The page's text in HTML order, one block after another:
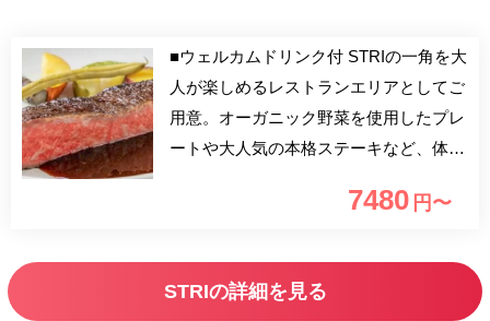
■ウェルカムドリンク付 STRIの一角を大
人が楽しめるレストランエリアとしてご
用意。オーガニック野菜を使用したプレ
ートや大人気の本格ステーキなど、体の
アンとフレンチの融合した独創的な創作
7480 円〜
STRIの詳細を見る